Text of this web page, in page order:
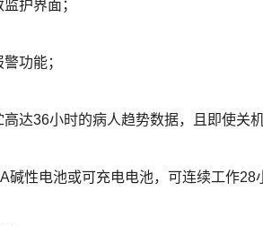
护界面；
功能；
达36小时的病人趋势数据，且即使关
碱性电池或可充电电池，可连续工作28